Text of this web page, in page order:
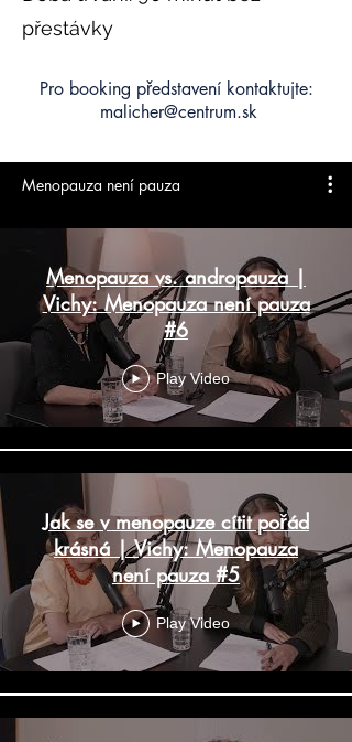
přestávky
Pro booking představení kontaktujte:
malicher@centrum.sk
Menopauza není pauza
Menopauza vs. andropauza |
Vichy: Menopauza není pauza
#6
Play Video
Jak se v menopauze cítit pořád
krásná | Vichy: Menopauza
není pauza #5
Play Video